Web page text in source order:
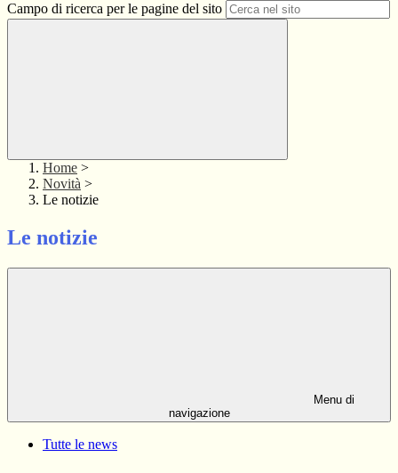
Campo di ricerca per le pagine del sito
Home >
Novità >
Le notizie
Le notizie
Menu di
navigazione
Tutte le news